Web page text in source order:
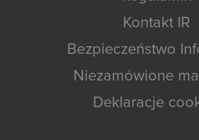
Kontakt IR
Bezpieczeństwo
Niezamówione
Deklaracje